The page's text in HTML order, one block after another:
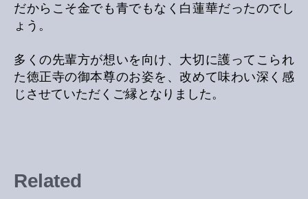
だからこそ金でも青でもなく白蓮華だったのでし
ょう。
多くの先輩方が想いを向け、大切に護ってこられ
た徳正寺の御本尊のお姿を、改めて味わい深く感
じさせていただくご縁となりました。
Related